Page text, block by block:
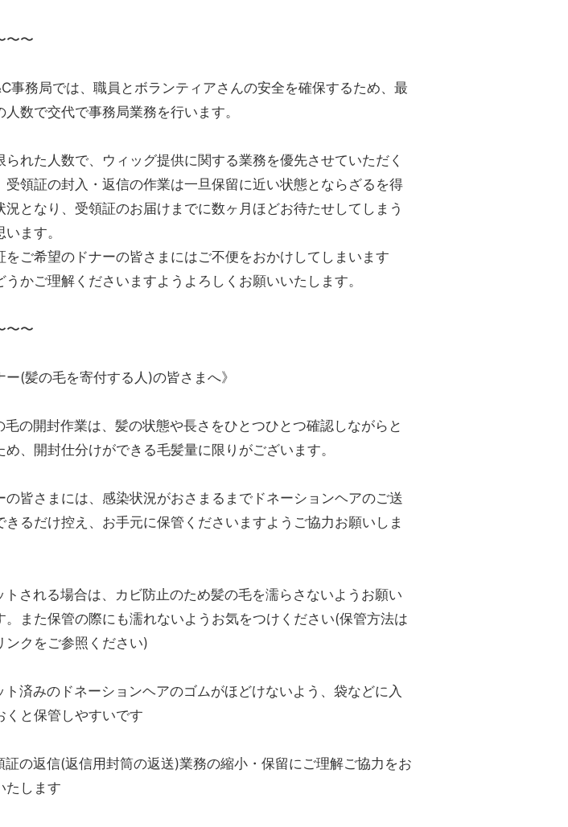
〜〜
事務局では、職員とボランティアさんの安全を確保するため、最
人数で交代で事務局業務を行います。
られた人数で、ウィッグ提供に関する業務を優先させていただく
受領証の封入・返信の作業は一旦保留に近い状態とならざるを得
況となり、受領証のお届けまでに数ヶ月ほどお待たせしてしまう
います。
をご希望のドナーの皆さまにはご不便をおかけしてしまいます
うかご理解くださいますようよろしくお願いいたします。
〜〜
ー(髪の毛を寄付する人)の皆さまへ》
の開封作業は、髪の状態や長さをひとつひとつ確認しながらと
め、開封仕分けができる毛髪量に限りがございます。
の皆さまには、感染状況がおさまるまでドネーションヘアのご送
きるだけ控え、お手元に保管くださいますようご協力お願いしま
される場合は、カビ防止のため髪の毛を濡らさないようお願い
。また保管の際にも濡れないようお気をつけください(保管方法は
ンクをご参照ください)
済みのドネーションヘアのゴムがほどけないよう、袋などに入
くと保管しやすいです
の返信(返信用封筒の返送)業務の縮小・保留にご理解ご協力をお
たします